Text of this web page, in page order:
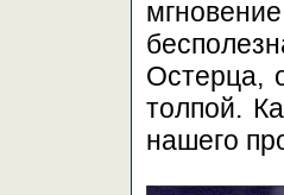
Остерца,
толпой.
нашего